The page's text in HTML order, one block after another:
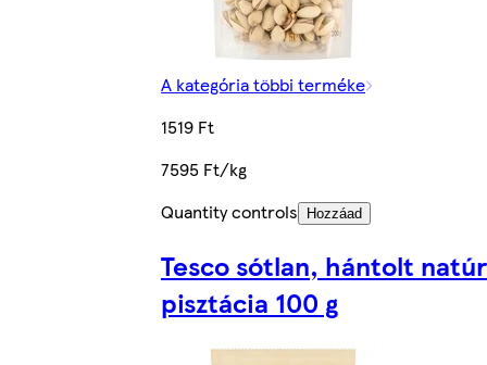
A kategória többi terméke
1519 Ft
7595 Ft/kg
Quantity controls
Hozzáad
Tesco sótlan, hántolt natúr
pisztácia 100 g